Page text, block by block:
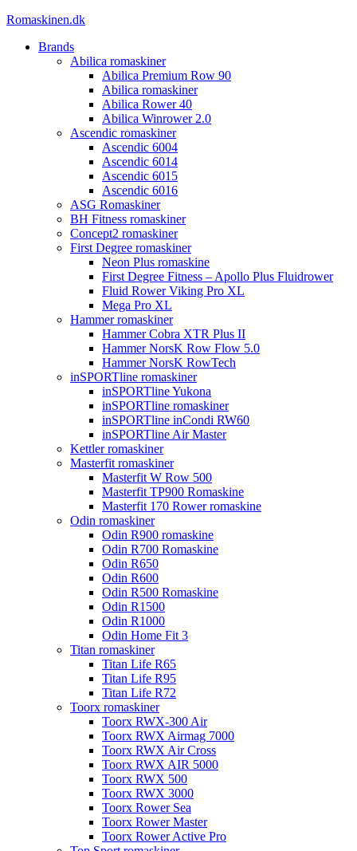
Videre
indhold
Romaskinen.dk
Brands
Abilica romaskiner
Abilica Premium Row 90
Abilica romaskiner
Abilica Rower 40
Abilica Winrower 2.0
Ascendic romaskiner
Ascendic 6004
Ascendic 6014
Ascendic 6015
Ascendic 6016
ASG Romaskiner
BH Fitness romaskiner
Concept2 romaskiner
First Degree romaskiner
Neon Plus romaskine
First Degree Fitness – Apollo Plus Fluidrower
Fluid Rower Viking Pro XL
Mega Pro XL
Hammer romaskiner
Hammer Cobra XTR Plus II
Hammer NorsK Row Flow 5.0
Hammer NorsK RowTech
inSPORTline romaskiner
inSPORTline Yukona
inSPORTline romaskiner
inSPORTline inCondi RW60
inSPORTline Air Master
Kettler romaskiner
Masterfit romaskiner
Masterfit W Row 500
Masterfit TP900 Romaskine
Masterfit 170 Rower romaskine
Odin romaskiner
Odin R900 romaskine
Odin R700 Romaskine
Odin R650
Odin R600
Odin R500 Romaskine
Odin R1500
Odin R1000
Odin Home Fit 3
Titan romaskiner
Titan Life R65
Titan Life R95
Titan Life R72
Toorx romaskiner
Toorx RWX-300 Air
Toorx RWX Airmag 7000
Toorx RWX Air Cross
Toorx RWX AIR 5000
Toorx RWX 500
Toorx RWX 3000
Toorx Rower Sea
Toorx Rower Master
Toorx Rower Active Pro